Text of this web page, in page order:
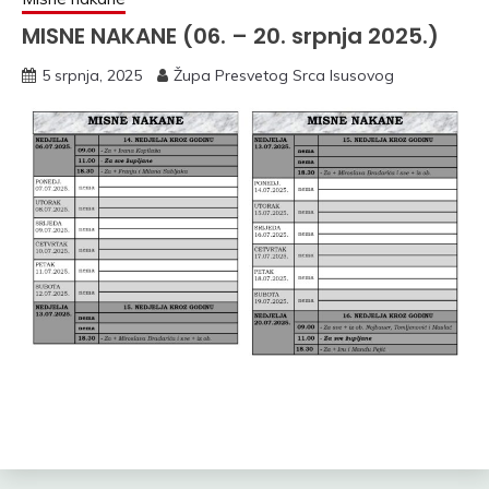
MISNE NAKANE (06. – 20. srpnja 2025.)
5 srpnja, 2025 Župa Presvetog Srca Isusovog